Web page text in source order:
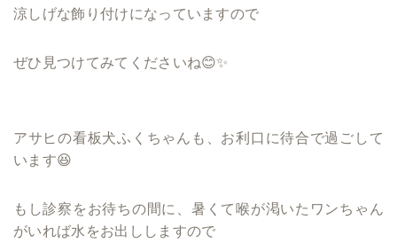
涼しげな飾り付けになっていますので
ぜひ見つけてみてくださいね😊✨
アサヒの看板犬ふくちゃんも、お利口に待合で過ごして
います😆
もし診察をお待ちの間に、暑くて喉が渇いたワンちゃん
がいれば水をお出ししますので